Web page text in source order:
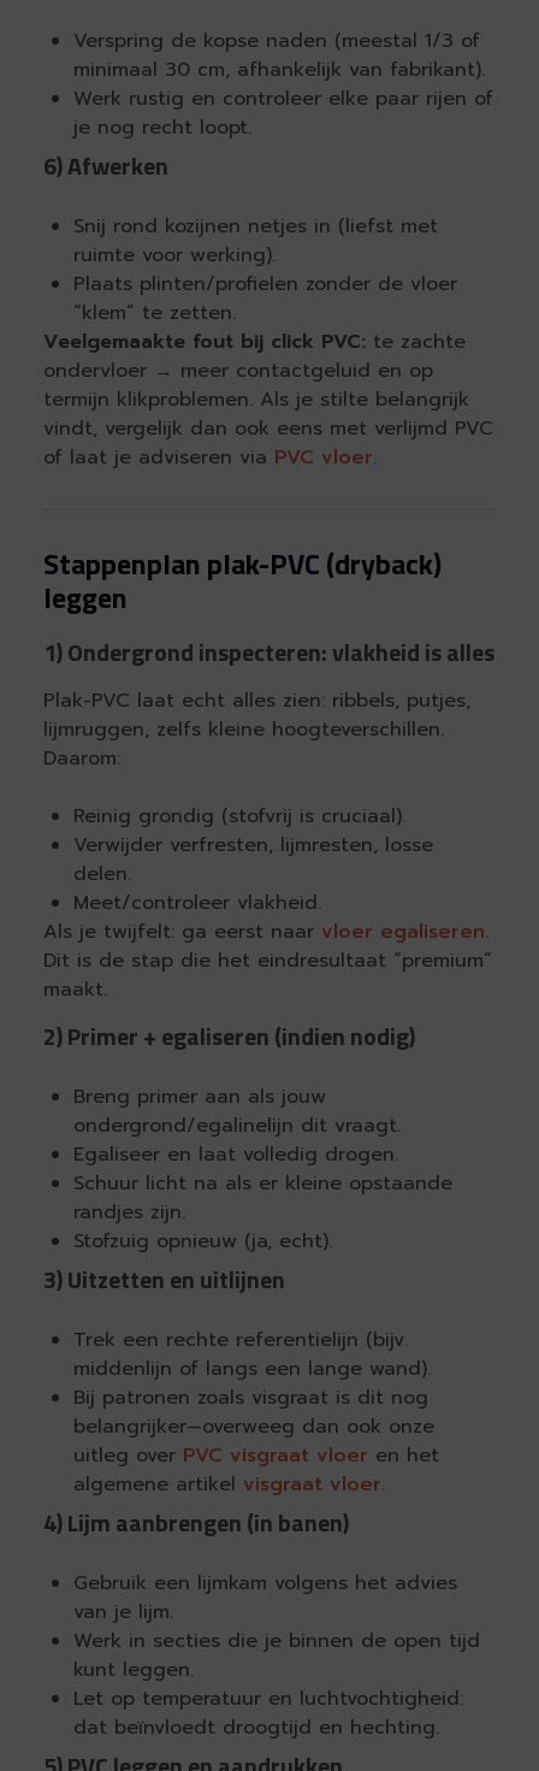
Verspring de kopse naden (meestal 1/3 of
minimaal 30 cm, afhankelijk van fabrikant).
Werk rustig en controleer elke paar rijen of
je nog recht loopt.
6) Afwerken
Snij rond kozijnen netjes in (liefst met
ruimte voor werking).
Plaats plinten/profielen zonder de vloer
“klem” te zetten.
Veelgemaakte fout bij click PVC: te zachte
ondervloer → meer contactgeluid en op
termijn klikproblemen. Als je stilte belangrijk
vindt, vergelijk dan ook eens met verlijmd PVC
of laat je adviseren via PVC vloer.
Stappenplan plak-PVC (dryback)
leggen
1) Ondergrond inspecteren: vlakheid is alles
Plak-PVC laat echt alles zien: ribbels, putjes,
lijmruggen, zelfs kleine hoogteverschillen.
Daarom:
Reinig grondig (stofvrij is cruciaal).
Verwijder verfresten, lijmresten, losse
delen.
Meet/controleer vlakheid.
Als je twijfelt: ga eerst naar vloer egaliseren.
Dit is de stap die het eindresultaat “premium”
maakt.
2) Primer + egaliseren (indien nodig)
Breng primer aan als jouw
ondergrond/egalinelijn dit vraagt.
Egaliseer en laat volledig drogen.
Schuur licht na als er kleine opstaande
randjes zijn.
Stofzuig opnieuw (ja, echt).
3) Uitzetten en uitlijnen
Trek een rechte referentielijn (bijv.
middenlijn of langs een lange wand).
Bij patronen zoals visgraat is dit nog
belangrijker—overweeg dan ook onze
uitleg over PVC visgraat vloer en het
algemene artikel visgraat vloer.
4) Lijm aanbrengen (in banen)
Gebruik een lijmkam volgens het advies
van je lijm.
Werk in secties die je binnen de open tijd
kunt leggen.
Let op temperatuur en luchtvochtigheid:
dat beïnvloedt droogtijd en hechting.